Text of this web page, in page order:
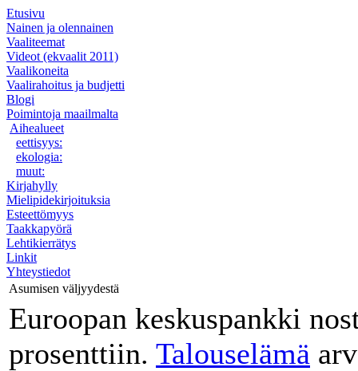
Etusivu
Nainen ja olennainen
Vaaliteemat
Videot (ekvaalit 2011)
Vaalikoneita
Vaalirahoitus ja budjetti
Blogi
Poimintoja maailmalta
Aihealueet
eettisyys:
ekologia:
muut:
Kirjahylly
Mielipidekirjoituksia
Esteettömyys
Taakkapyörä
Lehtikierrätys
Linkit
Yhteystiedot
Asumisen väljyydestä
Euroopan keskuspankki
prosenttiin. Talouselämä